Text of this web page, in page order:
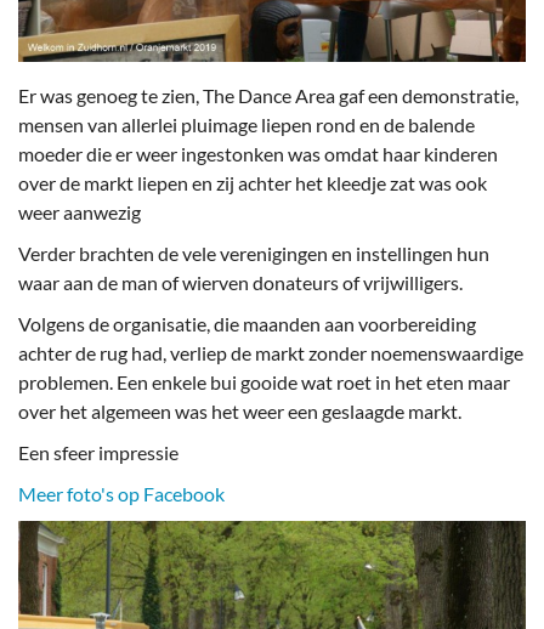
Er was genoeg te zien, The Dance Area gaf een demonstratie,
mensen van allerlei pluimage liepen rond en de balende
moeder die er weer ingestonken was omdat haar kinderen
over de markt liepen en zij achter het kleedje zat was ook
weer aanwezig
Verder brachten de vele verenigingen en instellingen hun
waar aan de man of wierven donateurs of vrijwilligers.
Volgens de organisatie, die maanden aan voorbereiding
achter de rug had, verliep de markt zonder noemenswaardige
problemen. Een enkele bui gooide wat roet in het eten maar
over het algemeen was het weer een geslaagde markt.
Een sfeer impressie
Meer foto's op Facebook